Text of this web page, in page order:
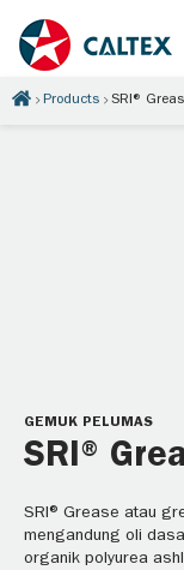
Products SRI®
GEMUK PELUMAS
SRI®
SRI® Grease atau
mengandung oli
organik polyurea